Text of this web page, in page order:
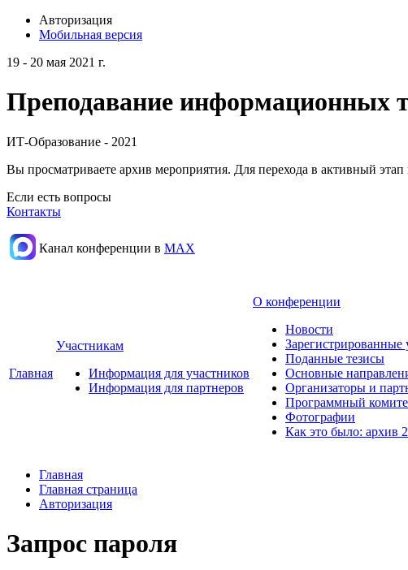
Авторизация
Мобильная версия
19 - 20 мая 2021 г.
Преподавание информационных
ИТ-Образование - 2021
Вы просматриваете архив мероприятия. Для перехода в активный
Если есть вопросы
Контакты
Канал конференции в МАХ
Главная
Участникам
Информация для участников
Информация для партнеров
О конференции
Новости
Зарегистрированные
Поданные тезисы
Основные
Организаторы и
Программный
Фотографии
Как это было: архив
Главная
Главная страница
Авторизация
Запрос пароля